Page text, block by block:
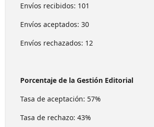
Envíos recibidos: 101
Envíos aceptados: 30
Envíos rechazados: 12
Porcentaje de la Gestión Editorial
Tasa de aceptación: 57%
Tasa de rechazo: 43%